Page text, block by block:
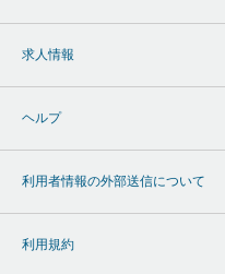
求人情報
ヘルプ
利用者情報の外部送信について
利用規約